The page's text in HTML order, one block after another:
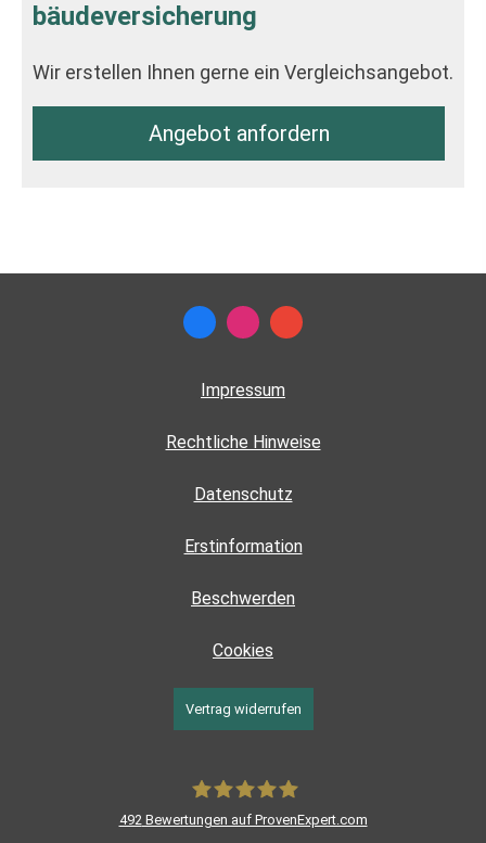
bäude­ver­si­che­rung
Wir erstellen Ihnen gerne ein Vergleichsangebot.
An­ge­bot an­for­dern
Impressum
Rechtliche Hinweise
Datenschutz
Erstinformation
Beschwerden
Cookies
Vertrag widerrufen
492 Bewertungen auf ProvenExpert.com